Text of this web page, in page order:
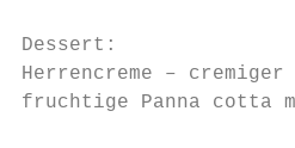
Dessert:
Herrencreme –
fruchtige Panna cotta